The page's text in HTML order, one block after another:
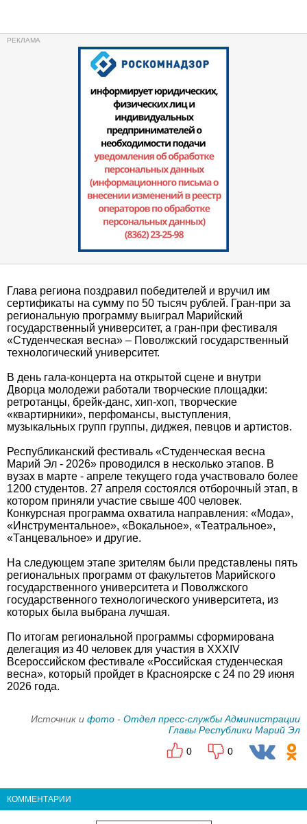
Глава региона поздравил победителей и вручил им
сертификаты на сумму по 50 тысяч рублей. Гран-при за
региональную программу выиграл Марийский
государственный университет, а гран-при фестиваля
«Студенческая весна» – Поволжский государственный
технологический университет.
В день гала-концерта на открытой сцене и внутри
Дворца молодежи работали творческие площадки:
ретротанцы, брейк-данс, хип-хоп, творческие
«квартирники», перфомансы, выступления,
музыкальных групп группы, диджея, певцов и артистов.
Республиканский фестиваль «Студенческая весна
Марий Эл - 2026» проводился в несколько этапов. В
вузах в марте - апреле текущего года участвовало более
1200 студентов. 27 апреля состоялся отборочный этап, в
котором приняли участие свыше 400 человек.
Конкурсная программа охватила направления: «Мода»,
«Инструментальное», «Вокальное», «Театральное»,
«Танцевальное» и другие.
На следующем этапе зрителям были представлены пять
региональных программ от факультетов Марийского
государственного университета и Поволжского
государственного технологического университета, из
которых была выбрана лучшая.
По итогам региональной программы сформирована
делегация из 40 человек для участия в XXXIV
Всероссийском фестивале «Российская студенческая
весна», который пройдет в Красноярске с 24 по 29 июня
2026 года.
Источник и фото - Отдел пресс-службы Администрации
Главы Республики Марий Эл
0
0
КОММЕНТАРИИ